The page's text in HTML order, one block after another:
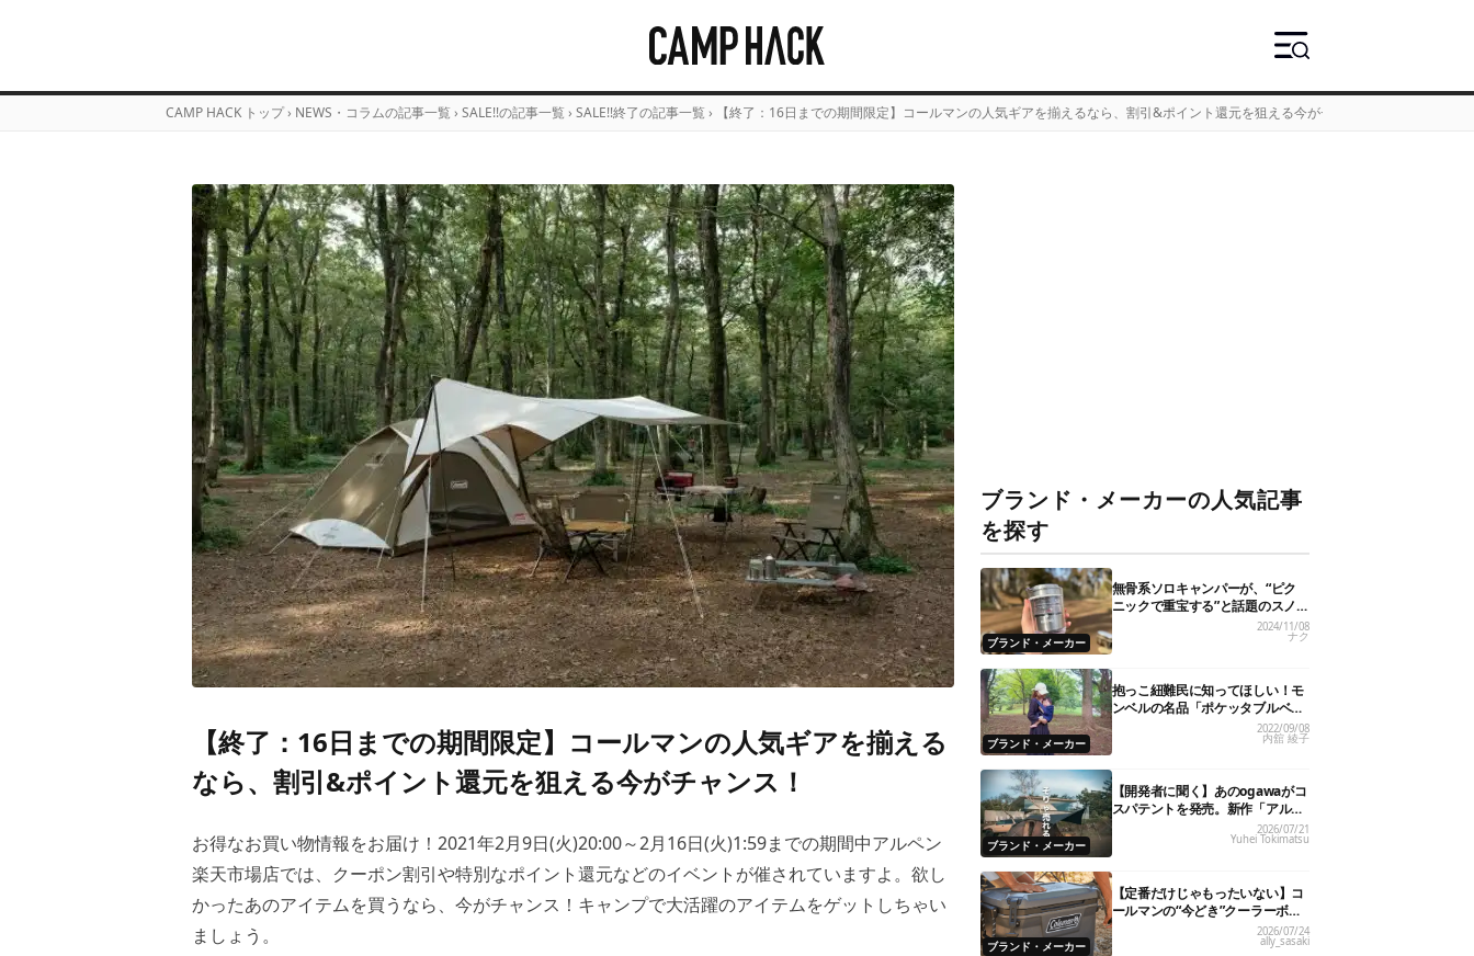
CAMP HACK トップ › NEWS・コラムの記事一覧 › SALE!!の記事一覧 › SALE!!終了の記事一覧 › 【終了：16日までの期間限定】コールマンの人気ギアを揃えるなら、割引&ポイント還元を狙える今がチャンス！
【終了：16日までの期間限定】コールマンの人気ギアを揃える
なら、割引&ポイント還元を狙える今がチャンス！
お得なお買い物情報をお届け！2021年2月9日(火)20:00～2月16日(火)1:59までの期間中アルペン
楽天市場店では、クーポン割引や特別なポイント還元などのイベントが催されていますよ。欲し
かったあのアイテムを買うなら、今がチャンス！キャンプで大活躍のアイテムをゲットしちゃい
ましょう。
ブランド・メーカーの人気記事
を探す
ブランド・メーカー
無骨系ソロキャンパーが、“ピク
ニックで重宝する”と話題のスノ
ーピーク「サヨウ」を使ってみた
ら…
2024/11/08
ナク
ブランド・メーカー
抱っこ紐難民に知ってほしい！モ
ンベルの名品「ポケッタブルベビ
ーキャリア」が全パパママにおす
2022/09/08
内舘 綾子
ブランド・メーカー
【開発者に聞く】あのogawaがコ
スパテントを発売。新作「アルテ
ミス」が即完売したワケ
2026/07/21
Yuhei Tokimatsu
ブランド・メーカー
【定番だけじゃもったいない】コ
ールマンの“今どき”クーラーボッ
クス7選！
2026/07/24
ally_sasaki